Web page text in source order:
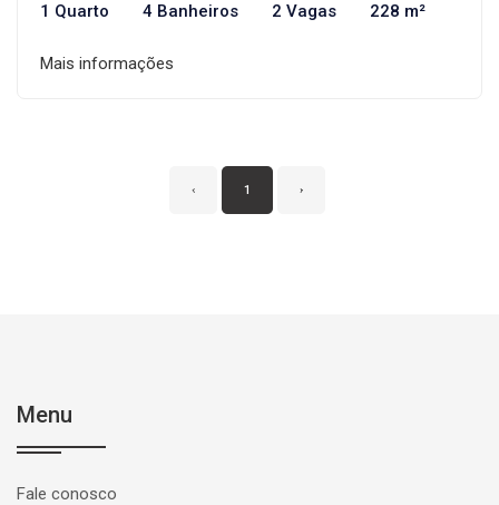
1 Quarto 4 Banheiros 2 Vagas 228 m²
Mais informações
‹ 1 ›
Menu
Fale conosco